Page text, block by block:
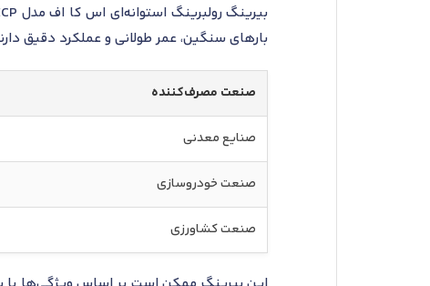
بارهای سنگین، عمر طولانی و عملکرد دقیق
صنعت مصرف‌کننده
صنایع معدنی
صنعت خودروسازی
صنعت کشاورزی